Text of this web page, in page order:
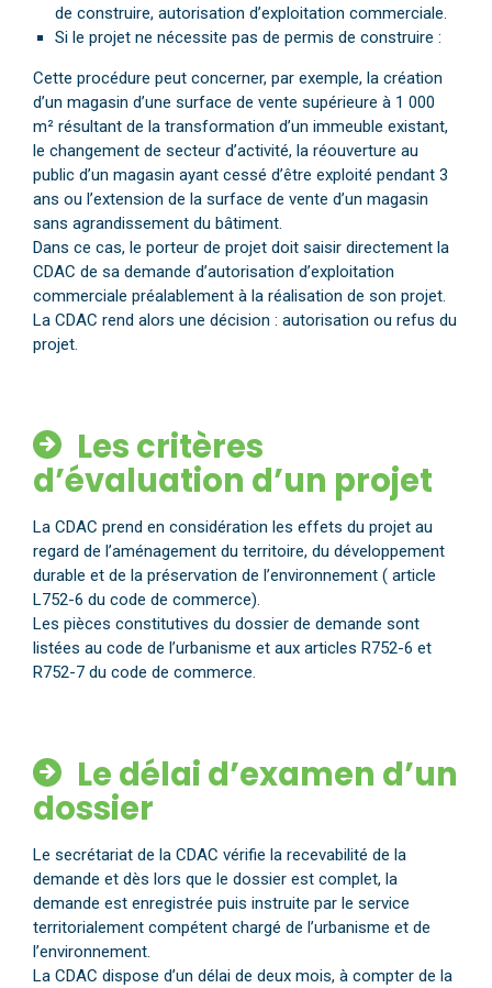
de construire, autorisation d’exploitation commerciale.
Si le projet ne nécessite pas de permis de construire :
Cette procédure peut concerner, par exemple, la création
d’un magasin d’une surface de vente supérieure à 1 000
m² résultant de la transformation d’un immeuble existant,
le changement de secteur d’activité, la réouverture au
public d’un magasin ayant cessé d’être exploité pendant 3
ans ou l’extension de la surface de vente d’un magasin
sans agrandissement du bâtiment.
Dans ce cas, le porteur de projet doit saisir directement la
CDAC de sa demande d’autorisation d’exploitation
commerciale préalablement à la réalisation de son projet.
La CDAC rend alors une décision : autorisation ou refus du
projet.
Les critères
d’évaluation d’un projet
La CDAC prend en considération les effets du projet au
regard de l’aménagement du territoire, du développement
durable et de la préservation de l’environnement ( article
L752-6 du code de commerce).
Les pièces constitutives du dossier de demande sont
listées au code de l’urbanisme et aux articles R752-6 et
R752-7 du code de commerce.
Le délai d’examen d’un
dossier
Le secrétariat de la CDAC vérifie la recevabilité de la
demande et dès lors que le dossier est complet, la
demande est enregistrée puis instruite par le service
territorialement compétent chargé de l’urbanisme et de
l’environnement.
La CDAC dispose d’un délai de deux mois, à compter de la